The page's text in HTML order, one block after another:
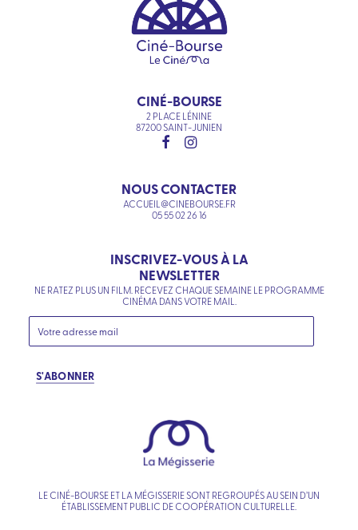
CINÉ-BOURSE
2 PLACE LÉNINE
87200 SAINT-JUNIEN
NOUS CONTACTER
ACCUEIL@CINEBOURSE.FR
05 55 02 26 16
INSCRIVEZ-VOUS À LA
NEWSLETTER
NE RATEZ PLUS UN FILM. RECEVEZ CHAQUE SEMAINE LE PROGRAMME
CINÉMA DANS VOTRE MAIL.
S'ABONNER
LE CINÉ-BOURSE ET LA MÉGISSERIE SONT REGROUPÉS AU SEIN D’UN
ÉTABLISSEMENT PUBLIC DE COOPÉRATION CULTURELLE.